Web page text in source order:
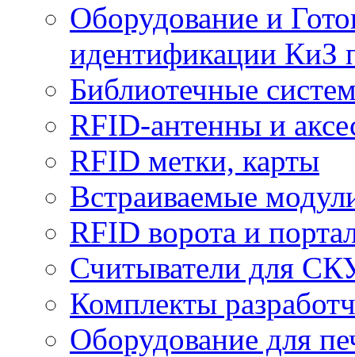
Оборудование и
идентификации
Библиотечные
RFID-антенны и
RFID метки, карты
Встраиваемые
RFID ворота и
Считыватели для
Комплекты
Оборудование для